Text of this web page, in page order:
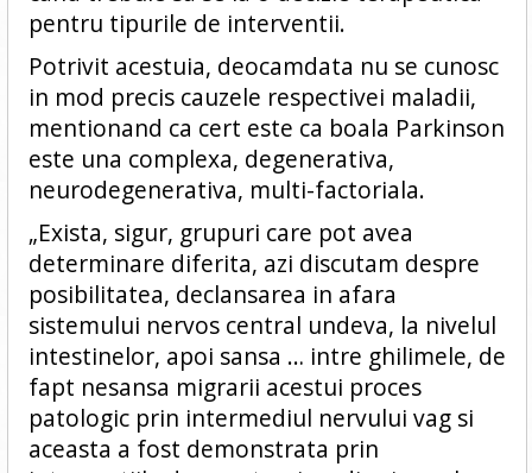
pentru tipurile de interventii.
Potrivit acestuia, deocamdata nu se cunosc
in mod precis cauzele respectivei maladii,
mentionand ca cert este ca boala Parkinson
este una complexa, degenerativa,
neurodegenerativa, multi-factoriala.
„Exista, sigur, grupuri care pot avea
determinare diferita, azi discutam despre
posibilitatea, declansarea in afara
sistemului nervos central undeva, la nivelul
intestinelor, apoi sansa … intre ghilimele, de
fapt nesansa migrarii acestui proces
patologic prin intermediul nervului vag si
aceasta a fost demonstrata prin